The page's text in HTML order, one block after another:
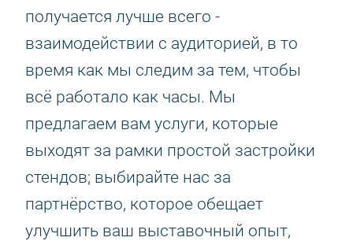
получается лучше всего -
взаимодействии с аудиторией, в то
время как мы следим за тем, чтобы
всё работало как часы. Мы
предлагаем вам услуги, которые
выходят за рамки простой застройки
стендов; выбирайте нас за
партнёрство, которое обещает
улучшить ваш выставочный опыт,